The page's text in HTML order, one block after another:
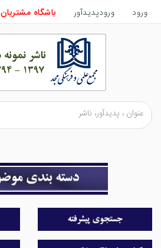
ورود ورودپدیدآور باشگاه مشتریان